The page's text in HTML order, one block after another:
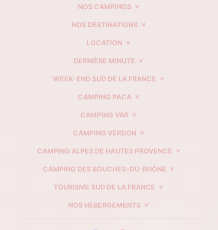
NOS CAMPINGS
NOS DESTINATIONS
LOCATION
DERNIÈRE MINUTE
WEEK-END SUD DE LA FRANCE
CAMPING PACA
CAMPING VAR
CAMPING VERDON
CAMPING ALPES DE HAUTES PROVENCE
CAMPING DES BOUCHES-DU-RHÔNE
TOURISME SUD DE LA FRANCE
NOS HÉBERGEMENTS